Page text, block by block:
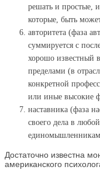
решать и простые,
которые, быть
авторитета (фаза
суммируется с
хорошо известный
пределами (в
конкретной
или иные высокие
наставника (фаза
своего дела в
Достаточно известна
американского